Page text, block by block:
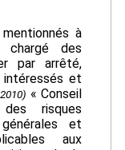
à
chargé des
par arrêté,
intéressés et
« Conseil
risques
et
aux